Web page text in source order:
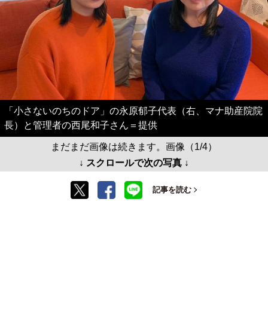
「小さないのちのドア」の永原郁子代表（右、マナ助産院院
長）と管理者の西尾和子さん＝提供
まだまだ画像は続きます。画像（1/4）
↓ スクロールで次の写真 ↓
記事を読む